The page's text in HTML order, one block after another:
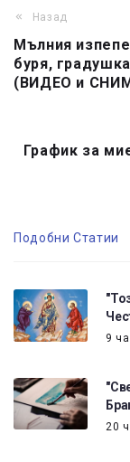
Назад
Мълния
буря,
(ВИДЕО и
График за
Подобни Статии
9
20